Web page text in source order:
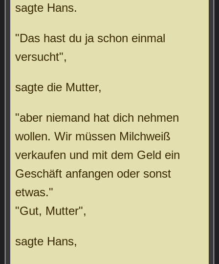
sagte Hans.
"Das hast du ja schon einmal
versucht",
sagte die Mutter,
"aber niemand hat dich nehmen
wollen. Wir müssen Milchweiß
verkaufen und mit dem Geld ein
Geschäft anfangen oder sonst
etwas."
"Gut, Mutter",
sagte Hans,